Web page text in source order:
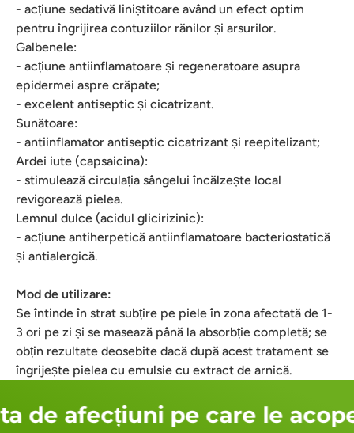
- acțiune sedativă liniștitoare având un efect optim
pentru îngrijirea contuziilor rănilor și arsurilor.
Galbenele:
- acțiune antiinflamatoare și regeneratoare asupra
epidermei aspre crăpate;
- excelent antiseptic și cicatrizant.
Sunătoare:
- antiinflamator antiseptic cicatrizant și reepitelizant;
Ardei iute (capsaicina):
- stimulează circulația sângelui încălzește local
revigorează pielea.
Lemnul dulce (acidul glicirizinic):
- acțiune antiherpetică antiinflamatoare bacteriostatică
și antialergică.
Mod de utilizare:
Se întinde în strat subțire pe piele în zona afectată de 1-
3 ori pe zi și se masează până la absorbție completă; se
obțin rezultate deosebite dacă după acest tratament se
îngrijește pielea cu emulsie cu extract de arnică.
de afecțiuni pe care le